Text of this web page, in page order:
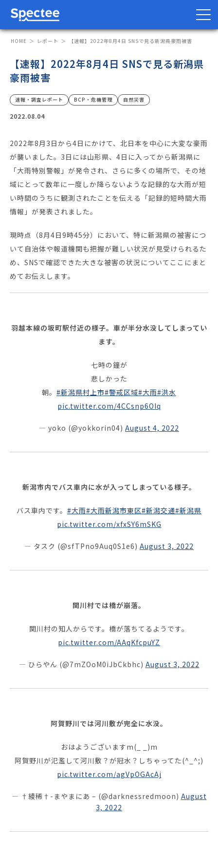
防災・BCP向け
サービス
Spectee SCR
スマートリスク管理
セミナー・イベント
企業情報
ニュース
経営チーム
採用情報
お問い合わせ
HOME レポート 【速報】2022年8月4日 SNSで見る新潟県豪雨被害
【速報】2022年8月4日 SNSで見る新潟県
豪雨被害
速報・調査レポート BCP・危機管理 自然災害
2022.08.04
2022年8月3日から4日にかけて、北日本を中心に大変な豪雨
が襲いました。3日には山形県、4日に入ってから新潟県に
「大雨特別警報」が発令され、さらに多くの場所で、その地
域にとって数年に一度しか降らないような記録的な大雨が短
い時間のうちに観測されたことを伝える「記録的短時間大雨
情報」が発表されました。
現時点（8月4日9時45分）において、特に新潟県の被害につ
いて自治体や報道機関も把握が難しい状況が見受けられるた
め、SNSで確認できた大きな被害の状況についてここにまと
めてお伝えします。
羽越本線の坂町駅付近の様子。車が半分水没してしまってい
ます。
七時の鐘が
悲しかった
朝。 #新潟県村上市#警戒区域#大雨#洪水
pic.twitter.com/4CCsnp6OIq
— yoko (@yokkorin04) August 4, 2022
新潟市内でバス車内に水が入ってしまっている様子。
バス車内です。 #大雨#大雨新潟市東区#新潟交通#新潟県
pic.twitter.com/xfxSY6mSKG
— タスク (@sfTPno9Auq0S1e6) August 3, 2022
関川村では橋が崩落。
関川村の知人からです。橋が落ちてるようです。
pic.twitter.com/AAqKfcpuYZ
— ひらやん (@7mZOoM0iJbCkbhc) August 3, 2022
阿賀野川では河川敷が完全に水没。
おはようございますm(_ _)m
阿賀野川が氾濫して河川敷？が冠水？しちゃってた(^_^;)
pic.twitter.com/agVpOGAcAj
— †綾稀†-まやまにあ – (@darknessredmoon) August
3, 2022